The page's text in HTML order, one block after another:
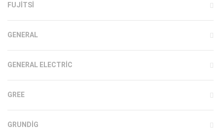
FUJITSI
GENERAL
GENERAL ELECTRIC
GREE
GRUNDIG